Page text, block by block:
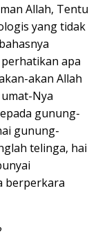
Allah, Tentu
yang tidak
apa
akan Allah
Nya
gunung-
gunung-
telinga, hai
berperkara